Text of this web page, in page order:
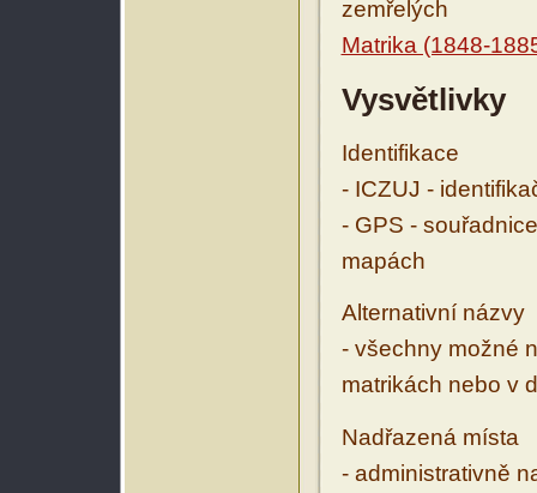
zemřelých
Matrika (1848-
Vysvětlivky
Identifikace
- ICZUJ -
- GPS -
mapách
Alternativní názvy
- všechny možné
matrikách nebo v
Nadřazená místa
- administrativně